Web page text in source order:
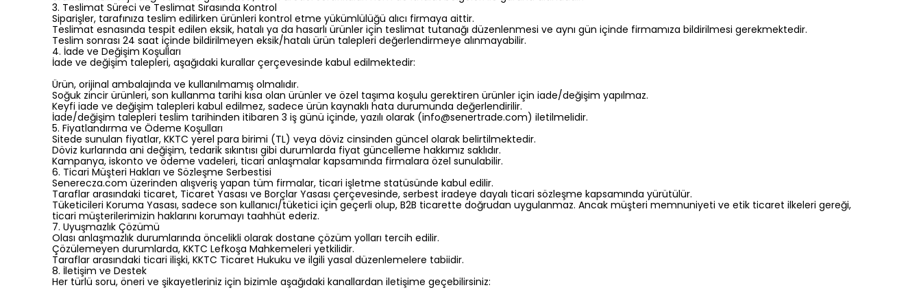
3. Teslimat Süreci ve Teslimat Sırasında Kontrol
Siparişler, tarafınıza teslim edilirken ürünleri kontrol etme yükümlülüğü alıcı firmaya aittir.
Teslimat esnasında tespit edilen eksik, hatalı ya da hasarlı ürünler için teslimat tutanağı düzenlenmesi ve aynı gün içinde firmamıza bildirilmesi gerekmektedir.
Teslim sonrası 24 saat içinde bildirilmeyen eksik/hatalı ürün talepleri değerlendirmeye alınmayabilir.
4. İade ve Değişim Koşulları
İade ve değişim talepleri, aşağıdaki kurallar çerçevesinde kabul edilmektedir:
Ürün, orijinal ambalajında ve kullanılmamış olmalıdır.
Soğuk zincir ürünleri, son kullanma tarihi kısa olan ürünler ve özel taşıma koşulu gerektiren ürünler için iade/değişim yapılmaz.
Keyfi iade ve değişim talepleri kabul edilmez, sadece ürün kaynaklı hata durumunda değerlendirilir.
İade/değişim talepleri teslim tarihinden itibaren 3 iş günü içinde, yazılı olarak (info@senertrade.com) iletilmelidir.
5. Fiyatlandırma ve Ödeme Koşulları
Sitede sunulan fiyatlar, KKTC yerel para birimi (TL) veya döviz cinsinden güncel olarak belirtilmektedir.
Döviz kurlarında ani değişim, tedarik sıkıntısı gibi durumlarda fiyat güncelleme hakkımız saklıdır.
Kampanya, iskonto ve ödeme vadeleri, ticari anlaşmalar kapsamında firmalara özel sunulabilir.
6. Ticari Müşteri Hakları ve Sözleşme Serbestisi
Senerecza.com üzerinden alışveriş yapan tüm firmalar, ticari işletme statüsünde kabul edilir.
Taraflar arasındaki ticaret, Ticaret Yasası ve Borçlar Yasası çerçevesinde, serbest iradeye dayalı ticari sözleşme kapsamında yürütülür.
Tüketicileri Koruma Yasası, sadece son kullanıcı/tüketici için geçerli olup, B2B ticarette doğrudan uygulanmaz. Ancak müşteri memnuniyeti ve etik ticaret ilkeleri gereği,
ticari müşterilerimizin haklarını korumayı taahhüt ederiz.
7. Uyuşmazlık Çözümü
Olası anlaşmazlık durumlarında öncelikli olarak dostane çözüm yolları tercih edilir.
Çözülemeyen durumlarda, KKTC Lefkoşa Mahkemeleri yetkilidir.
Taraflar arasındaki ticari ilişki, KKTC Ticaret Hukuku ve ilgili yasal düzenlemelere tabiidir.
8. İletişim ve Destek
Her türlü soru, öneri ve şikayetleriniz için bizimle aşağıdaki kanallardan iletişime geçebilirsiniz: